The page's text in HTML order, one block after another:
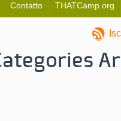
Contatto THATCamp.org